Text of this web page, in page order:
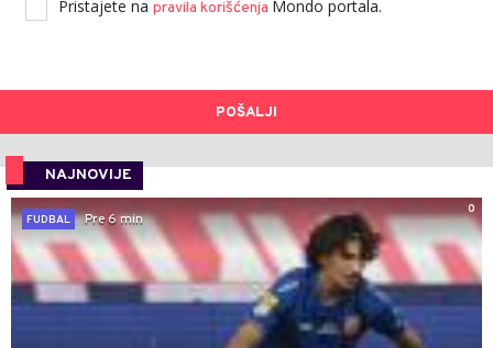
Pristajete na pravila korišćenja Mondo portala.
POŠALJI
NAJNOVIJE
0
FUDBAL
Pre 6 min